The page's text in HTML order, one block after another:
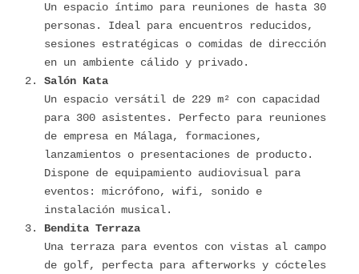
Un espacio íntimo para reuniones de hasta 30
personas. Ideal para encuentros reducidos,
sesiones estratégicas o comidas de dirección
en un ambiente cálido y privado.
Salón Kata
Un espacio versátil de 229 m² con capacidad
para 300 asistentes. Perfecto para reuniones
de empresa en Málaga, formaciones,
lanzamientos o presentaciones de producto.
Dispone de equipamiento audiovisual para
eventos: micrófono, wifi, sonido e
instalación musical.
Bendita Terraza
Una terraza para eventos con vistas al campo
de golf, perfecta para afterworks y cócteles